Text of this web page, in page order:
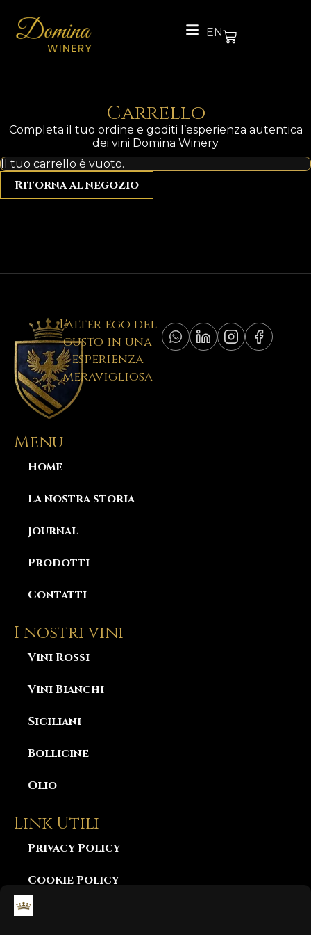
EN
Carrello
Completa il tuo ordine e goditi l’esperienza autentica
dei vini Domina Winery
Il tuo carrello è vuoto.
Ritorna al negozio
L'alter ego del
gusto in una
esperienza
meravigliosa
Menu
Home
La nostra storia
Journal
Prodotti
Contatti
I nostri vini
Vini Rossi
Vini Bianchi
Siciliani
Bollicine
Olio
Link Utili
Privacy Policy
Cookie Policy
Consegna e Garanzia